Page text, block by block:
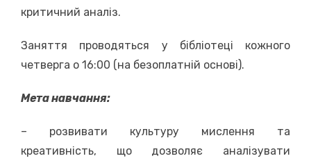
критичний аналіз.
Заняття проводяться у бібліотеці кожного
четверга о 16:00 (на безоплатній основі).
Мета навчання:
– розвивати культуру мислення та
креативність, що дозволяє аналізувати